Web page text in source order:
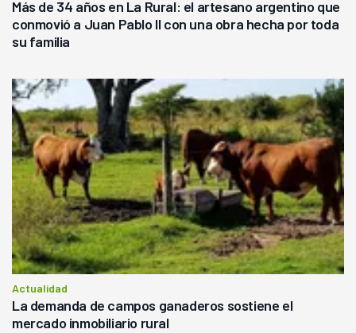
Más de 34 años en La Rural: el artesano argentino que
conmovió a Juan Pablo II con una obra hecha por toda
su familia
Actualidad
La demanda de campos ganaderos sostiene el
mercado inmobiliario rural